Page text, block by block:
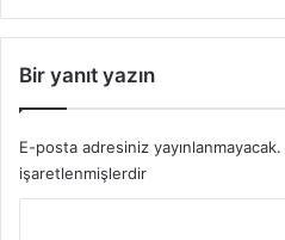
0
ü
Bir yanıt yazın
E-posta adresiniz yayınlanmayacak.
işaretlenmişlerdir